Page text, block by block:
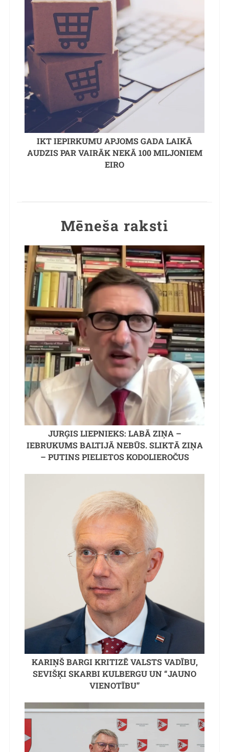
IKT IEPIRKUMU APJOMS GADA LAIKĀ
AUDZIS PAR VAIRĀK NEKĀ 100 MILJONIEM
EIRO
Mēneša raksti
JURĢIS LIEPNIEKS: LABĀ ZIŅA –
IEBRUKUMS BALTIJĀ NEBŪS. SLIKTĀ ZIŅA
– PUTINS PIELIETOS KODOLIEROČUS
KARIŅŠ BARGI KRITIZĒ VALSTS VADĪBU,
SEVIŠĶI SKARBI KULBERGU UN “JAUNO
VIENOTĪBU”